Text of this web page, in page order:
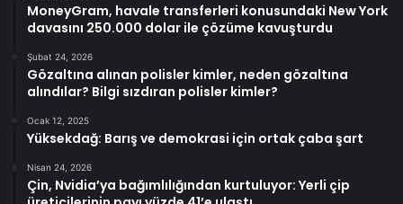
MoneyGram, havale transferleri konusundaki New York
davasını 250.000 dolar ile çözüme kavuşturdu
Şubat 24, 2026
Gözaltına alınan polisler kimler, neden gözaltına
alındılar? Bilgi sızdıran polisler kimler?
Ocak 12, 2025
Yüksekdağ: Barış ve demokrasi için ortak çaba şart
Nisan 24, 2026
Çin, Nvidia’ya bağımlılığından kurtuluyor: Yerli çip